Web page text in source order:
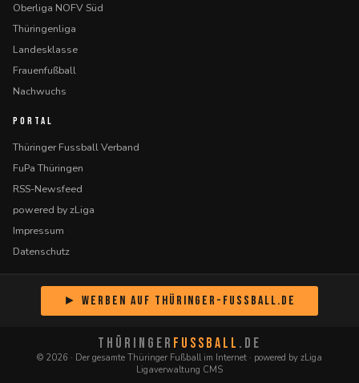
Oberliga NOFV Süd
Thüringenliga
Landesklasse
Frauenfußball
Nachwuchs
PORTAL
Thüringer Fussball Verband
FuPa Thüringen
RSS-Newsfeed
powered by zLiga
Impressum
Datenschutz
► Werben auf Thüringer-Fussball.de
THÜRINGER FUSSBALL .DE
© 2026 · Der gesamte Thüringer Fußball im Internet · powered by zLiga
Ligaverwaltung CMS